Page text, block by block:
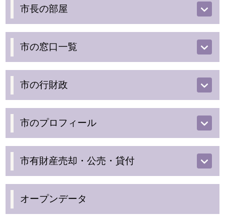
市長の部屋
市の窓口一覧
市の行財政
市のプロフィール
市有財産売却・公売・貸付
オープンデータ